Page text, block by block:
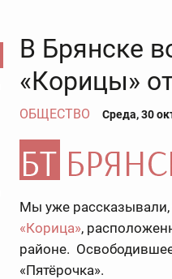
В Брянске
«Корицы»
ОБЩЕСТВО Среда, 30
Мы уже рассказывали,
«Корица»,
районе.
«Пятёрочка».